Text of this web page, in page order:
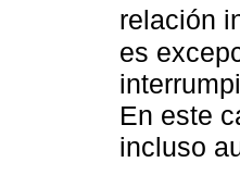
relación
es
En este
incluso